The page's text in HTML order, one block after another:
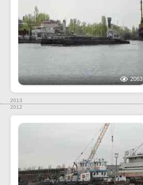
2063
2013
2012